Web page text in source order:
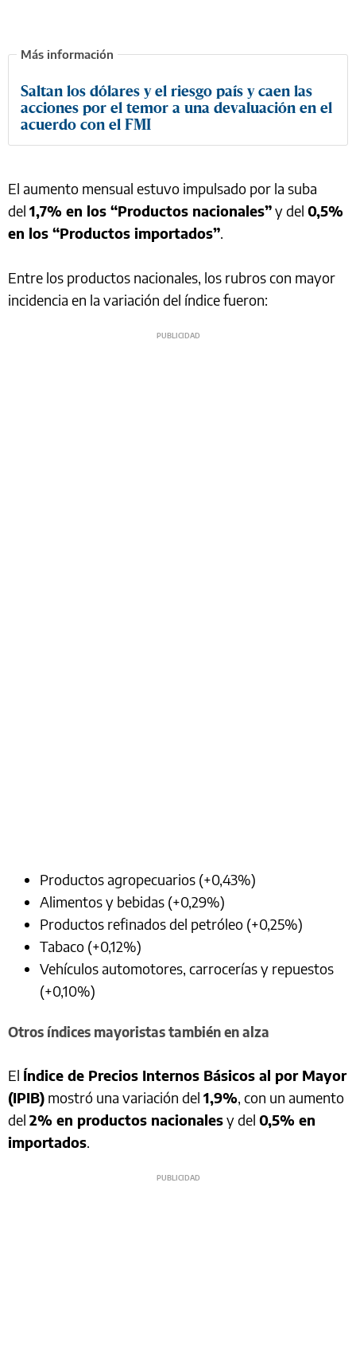
Saltan los dólares y el riesgo país y caen las
acciones por el temor a una devaluación en el
acuerdo con el FMI
El aumento mensual estuvo impulsado por la suba
del 1,7% en los “Productos nacionales”y del 0,5%
en los “Productos importados”.
Entre los productos nacionales, los rubros con mayor
incidencia en la variación del índice fueron:
Productos agropecuarios (+0,43%)
Alimentos y bebidas (+0,29%)
Productos refinados del petróleo (+0,25%)
Tabaco (+0,12%)
Vehículos automotores, carrocerías y repuestos
(+0,10%)
Otros índices mayoristas también en alza
El Índice de Precios Internos Básicos al por Mayor
(IPIB) mostró una variación del 1,9%, con un aumento
del 2% en productos nacionalesy del 0,5% en
importados.